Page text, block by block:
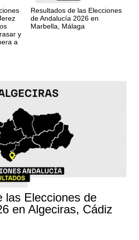
y
a
Resultados de las Elecciones
de Andalucía 2026 en
Marbella, Málaga
las Elecciones de
en Algeciras, Cádiz